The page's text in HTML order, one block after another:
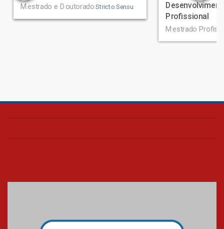
Mestrado e Doutorado Stricto Sensu
Profissional
Mestrado